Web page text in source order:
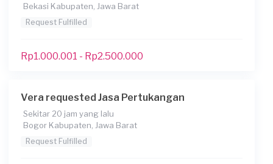
Sekitar cibubur. Tukang perbaikan
Bekasi Kabupaten, Jawa Barat
Request Fulfilled
Rp1.000.001 - Rp2.500.000
Vera requested Jasa Pertukangan
Sekitar 20 jam yang lalu
Bogor Kabupaten, Jawa Barat
Request Fulfilled